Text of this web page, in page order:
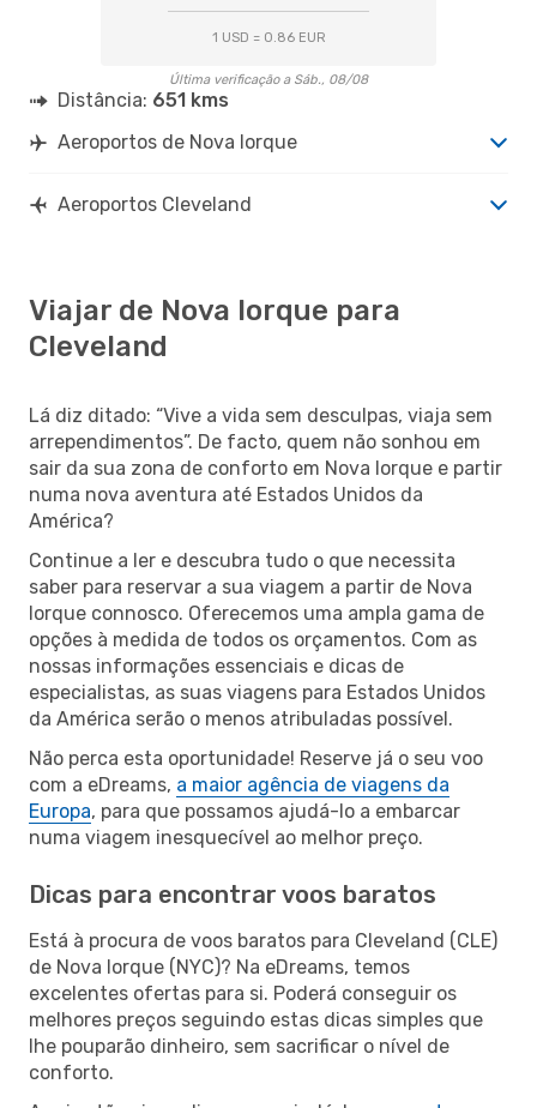
1 USD = 0.86 EUR
Última verificação a Sáb., 08/08
Distância: 651 kms
Aeroportos de Nova Iorque
Aeroportos Cleveland
Viajar de Nova Iorque para
Cleveland
Lá diz ditado: “Vive a vida sem desculpas, viaja sem
arrependimentos”. De facto, quem não sonhou em
sair da sua zona de conforto em Nova Iorque e partir
numa nova aventura até Estados Unidos da
América?
Continue a ler e descubra tudo o que necessita
saber para reservar a sua viagem a partir de Nova
Iorque connosco. Oferecemos uma ampla gama de
opções à medida de todos os orçamentos. Com as
nossas informações essenciais e dicas de
especialistas, as suas viagens para Estados Unidos
da América serão o menos atribuladas possível.
Não perca esta oportunidade! Reserve já o seu voo
com a eDreams, a maior agência de viagens da
Europa, para que possamos ajudá-lo a embarcar
numa viagem inesquecível ao melhor preço.
Dicas para encontrar voos baratos
Está à procura de voos baratos para Cleveland (CLE)
de Nova Iorque (NYC)? Na eDreams, temos
excelentes ofertas para si. Poderá conseguir os
melhores preços seguindo estas dicas simples que
lhe pouparão dinheiro, sem sacrificar o nível de
conforto.